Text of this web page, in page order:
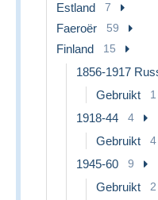
Estland 7
Faeroër 59
Finland 15
1856-1917
Gebruikt 1
1918-44 4
Gebruikt 4
1945-60 9
Gebruikt 2